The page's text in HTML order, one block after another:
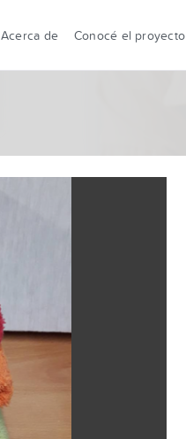
Acerca de Conocé el proyecto